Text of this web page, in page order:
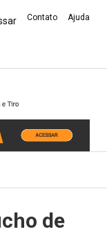
Contato Ajuda
de